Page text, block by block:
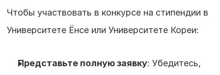
Чтобы участвовать в конкурсе на стипендии в
Университете Ёнсе или Университете Кореи:
Представьте полную заявку: Убедитесь,